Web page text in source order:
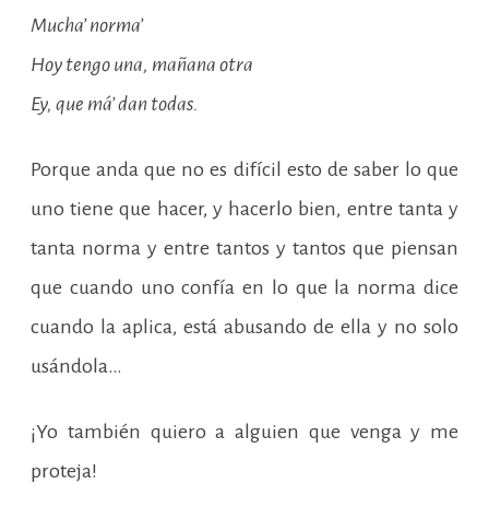
Mucha’ norma’
Hoy tengo una, mañana otra
Ey, que má’ dan todas.
Porque anda que no es difícil esto de saber lo que
uno tiene que hacer, y hacerlo bien, entre tanta y
tanta norma y entre tantos y tantos que piensan
que cuando uno confía en lo que la norma dice
cuando la aplica, está abusando de ella y no solo
usándola…
¡Yo también quiero a alguien que venga y me
proteja!